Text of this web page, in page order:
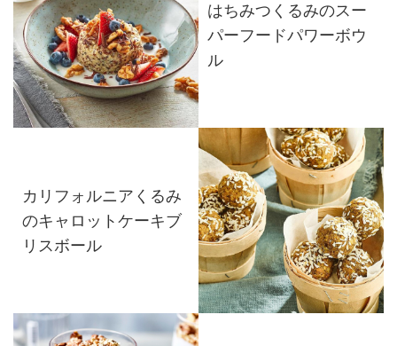
はちみつくるみのスー
パーフードパワーボウ
ル
カリフォルニアくるみ
のキャロットケーキブ
リスボール